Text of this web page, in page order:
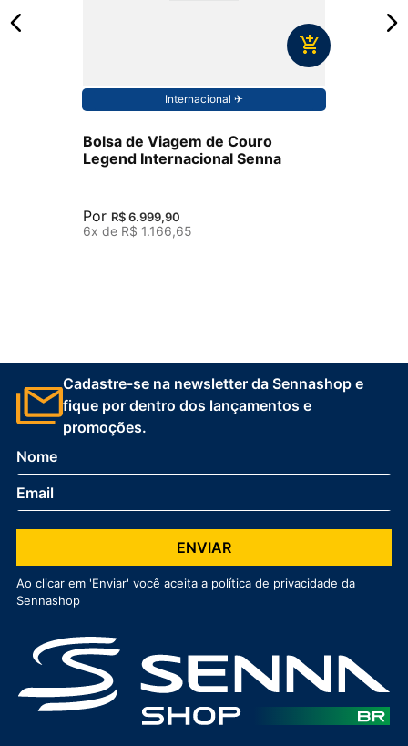
Internacional ✈︎
Bolsa de Viagem de Couro
Legend Internacional Senna
Por R$6.999,90
6x de R$ 1.166,65
Cadastre-se na newsletter da Sennashop e
fique por dentro dos lançamentos e
promoções.
ENVIAR
Ao clicar em 'Enviar' você aceita a política de privacidade da
Sennashop